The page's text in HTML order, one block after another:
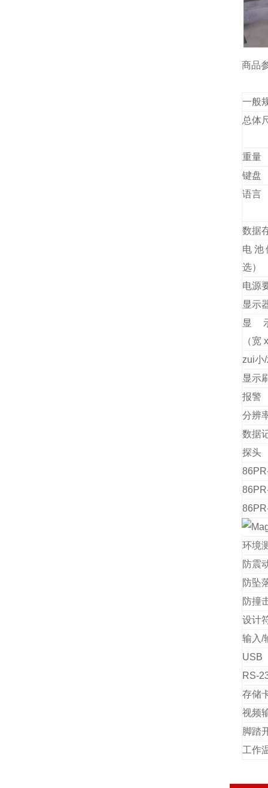
商品
一般
总体
重量
键盘
语言
数据
电池
选）
电源
显示
显
（宽
zui小/
显示
报警
分辨
数据
探头
环境
防震
防坠
防撞
设计
输入/
USB
RS-
存储
视频
脚踏
工作